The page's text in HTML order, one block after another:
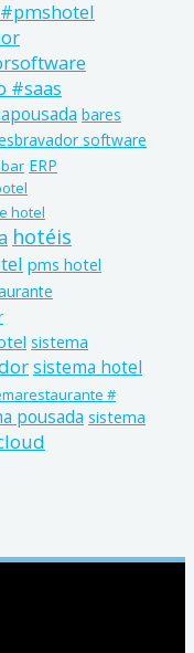
#saas
bares
software
ERP
hotel
hotéis
pms hotel
sistema
sistema hotel
#
pousada sistema